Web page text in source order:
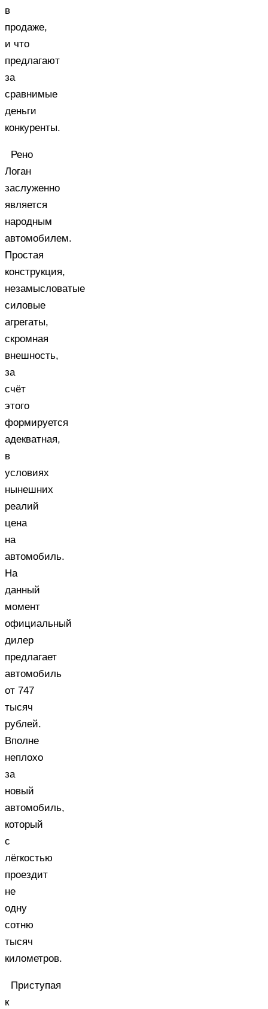
в
продаже,
и что
предлагают
за
сравнимые
деньги
конкуренты.
Рено
Логан
заслуженно
является
народным
автомобилем.
Простая
конструкция,
незамысловатые
силовые
агрегаты,
скромная
внешность,
за
счёт
этого
формируется
адекватная,
в
условиях
нынешних
реалий
цена
на
автомобиль.
На
данный
момент
официальный
дилер
предлагает
автомобиль
от 747
тысяч
рублей.
Вполне
неплохо
за
новый
автомобиль,
который
с
лёгкостью
проездит
не
одну
сотню
тысяч
километров.
Приступая
к